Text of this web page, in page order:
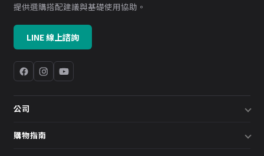
提供選購搭配建議與基礎使用協助。
LINE 線上諮詢
公司
關於我們
購物指南